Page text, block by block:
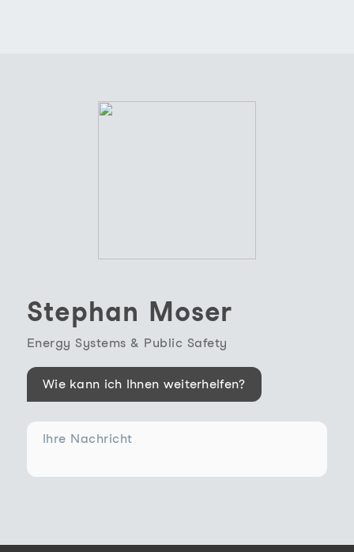
Stephan Moser
Energy Systems & Public Safety
Wie kann ich Ihnen weiterhelfen?
Ihre Nachricht